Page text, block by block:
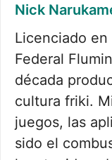
Nick
Licenciado
Federal
década
cultura friki.
juegos, las
sido el